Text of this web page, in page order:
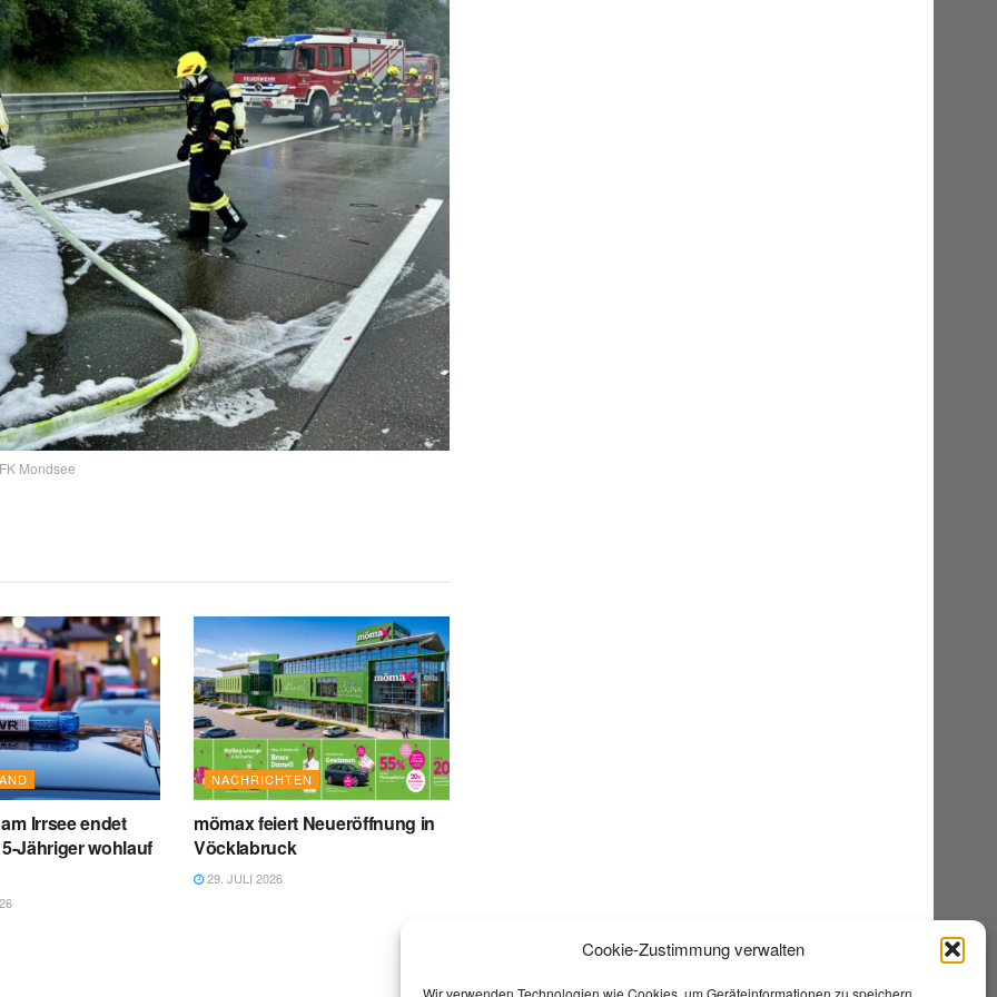
Cookie-Zustimmung verwalten
Wir verwenden Technologien wie Cookies, um Geräteinformationen zu speichern
Mondsee
Irrsee endet
Jähriger wohlauf
NACHRICHTEN
mömax feiert Neueröffnung in
Vöcklabruck
29. JULI 2026